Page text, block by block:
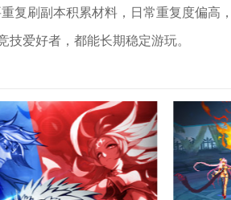
复刷副本积累材料，日常重复度偏高
爱好者，都能长期稳定游玩。